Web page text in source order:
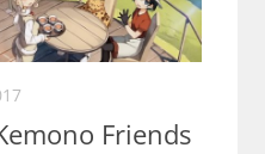
Friends